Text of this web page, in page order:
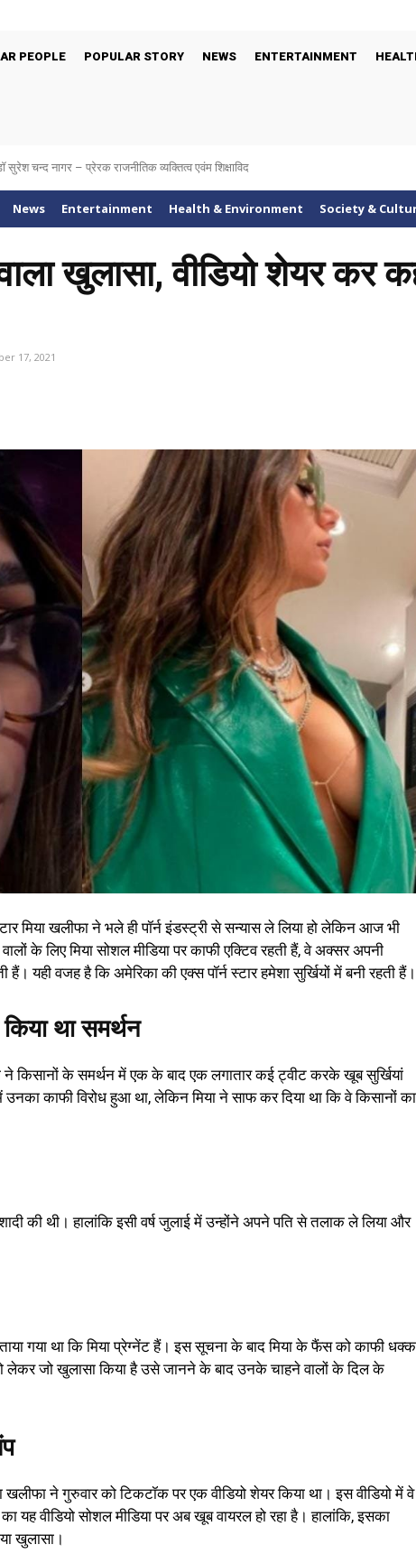
PEOPLE POPULAR STORY NEWS ENTERTAINMENT
सुरेश चन्द नागर – प्रेरक राजनीतिक व्यक्तित्व एवंम शिक्षाविद
Udham singh : 21 साल बाद विदेशी धरती पर ऐसे लिया जलियांवाला बाग हत्याकांड का बदला
News Entertainment Health & Environment Society &
खुलासा, वीडियो शेयर कर
17, 2021
मिया खलीफा ने भले ही पॉर्न इंडस्ट्री से सन्यास ले लिया हो लेकिन आज भी
के लिए मिया सोशल मीडिया पर काफी एक्टिव रहती हैं, वे अक्सर अपनी
यही वजह है कि अमेरिका की एक्स पॉर्न स्टार हमेशा सुर्खियों में बनी रहती हैं।
था समर्थन
ने किसानों के समर्थन में एक के बाद एक लगातार कई ट्वीट करके खूब सुर्खियां
काफी विरोध हुआ था, लेकिन मिया ने साफ कर दिया था कि वे किसानों का
की थी। हालांकि इसी वर्ष जुलाई में उन्होंने अपने पति से तलाक ले लिया और
गया था कि मिया प्रेग्नेंट हैं। इस सूचना के बाद मिया के फैंस को काफी
लेकर जो खुलासा किया है उसे जानने के बाद उनके चाहने वालों के दिल के
खलीफा ने गुरुवार को टिकटॉक पर एक वीडियो शेयर किया था। इस वीडियो में वे
यह वीडियो सोशल मीडिया पर अब खूब वायरल हो रहा है। हालांकि, इसका
खुलासा।